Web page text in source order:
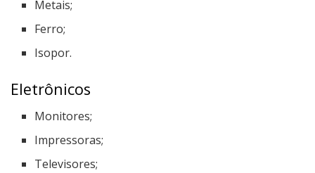
Metais;
Ferro;
Isopor.
Eletrônicos
Monitores;
Impressoras;
Televisores;